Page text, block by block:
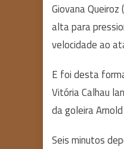
Giovana
alta para
velocidade ao
E foi desta
Vitória Calhau
da goleira
Seis minutos